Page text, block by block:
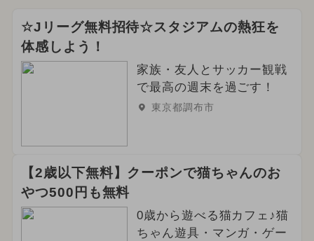
☆Jリーグ無料招待☆スタジアムの熱狂を
体感しよう！
家族・友人とサッカー観戦
で最高の週末を過ごす！
東京都調布市
【2歳以下無料】クーポンで猫ちゃんのお
やつ500円も無料
0歳から遊べる猫カフェ♪猫
ちゃん遊具・マンガ・ゲー